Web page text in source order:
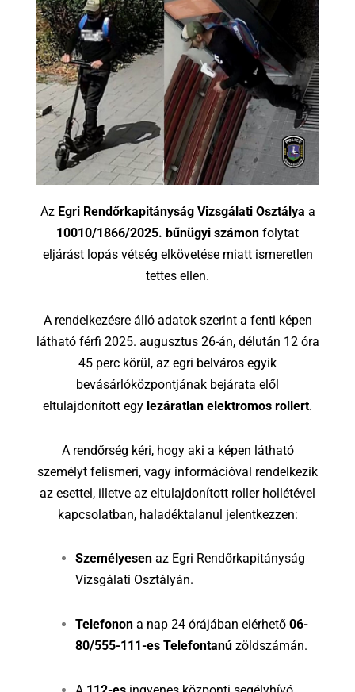
Az Egri Rendőrkapitányság Vizsgálati Osztálya a
10010/1866/2025. bűnügyi számon folytat
eljárást lopás vétség elkövetése miatt ismeretlen
tettes ellen.
A rendelkezésre álló adatok szerint a fenti képen
látható férfi 2025. augusztus 26-án, délután 12 óra
45 perc körül, az egri belváros egyik
bevásárlóközpontjának bejárata elől
eltulajdonított egy lezáratlan elektromos rollert.
A rendőrség kéri, hogy aki a képen látható
személyt felismeri, vagy információval rendelkezik
az esettel, illetve az eltulajdonított roller hollétével
kapcsolatban, haladéktalanul jelentkezzen:
Személyesenaz Egri Rendőrkapitányság
Vizsgálati Osztályán.
Telefonona nap 24 órájában elérhető 06-
80/555-111-es Telefontanúzöldszámán.